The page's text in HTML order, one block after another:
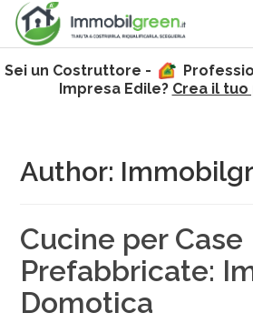
Sei un Costruttore -
Impresa Edile? Crea il
Author:
Cucine per Case
Prefabbricate:
Domotica